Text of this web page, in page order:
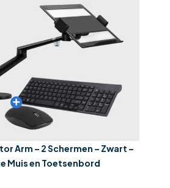
Arm – 2 Schermen – Zwart –
Muis en Toetsenbord